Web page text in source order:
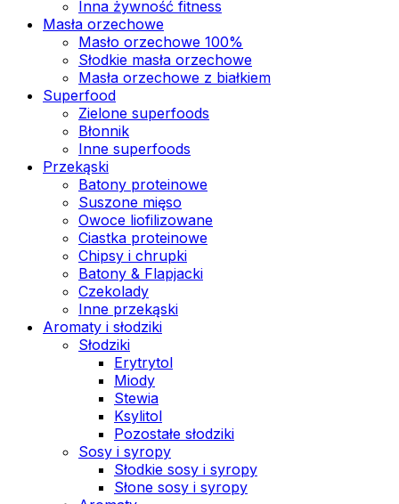
Inna żywność fitness
Masła orzechowe
Masło orzechowe 100%
Słodkie masła orzechowe
Masła orzechowe z białkiem
Superfood
Zielone superfoods
Błonnik
Inne superfoods
Przekąski
Batony proteinowe
Suszone mięso
Owoce liofilizowane
Ciastka proteinowe
Chipsy i chrupki
Batony & Flapjacki
Czekolady
Inne przekąski
Aromaty i słodziki
Słodziki
Erytrytol
Miody
Stewia
Ksylitol
Pozostałe słodziki
Sosy i syropy
Słodkie sosy i syropy
Słone sosy i syropy